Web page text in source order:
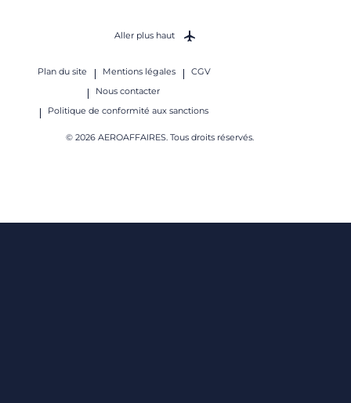
Plan du site Mentions légales
CGV
Nous contacter
Politique de conformité aux sanctions
© 2026 AEROAFFAIRES. Tous droits réservés.
Aller plus haut